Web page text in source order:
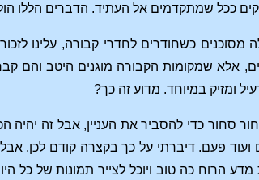
ככל שמתקדמים אל העתיד. הדברים הללו
כשחודרים לחדרי קבורה, עלינו
אלא שמקומות הקבורה מוגנים היטב
ומזיק במיוחד. מדוע זה כך?
סחור כדי להסביר את העניין, אבל זה
פעם. דיברתי על כך בקצרה קודם לכן.
מדע הרוח כה טוב ויוכל לצייר תמונות של